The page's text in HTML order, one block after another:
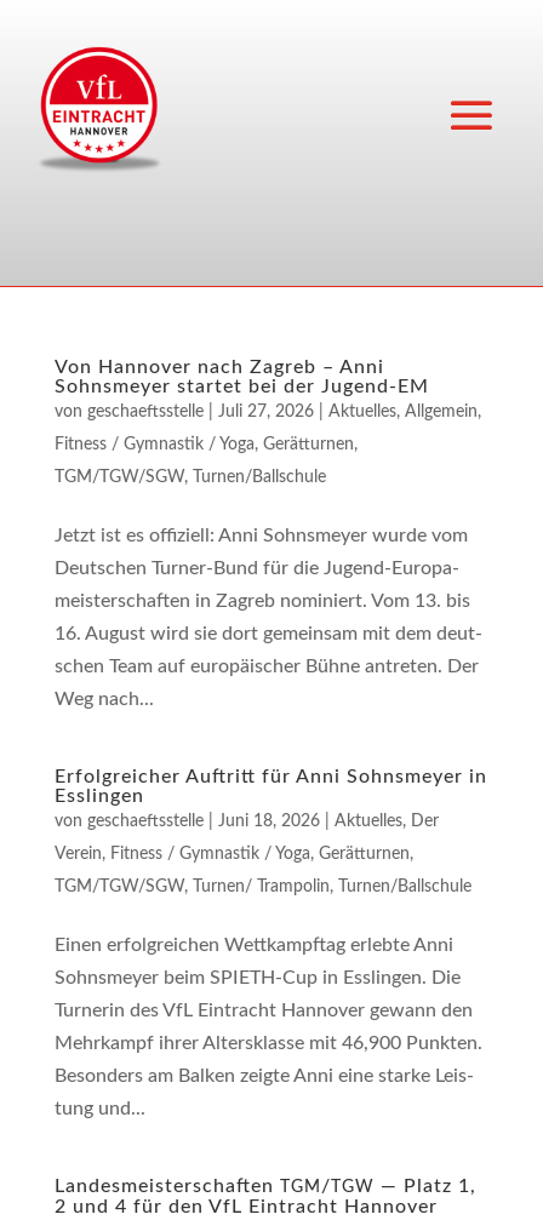
Von Hannover nach Zagreb – Anni
Sohnsmeyer startet bei der Jugend-EM
von geschaeftsstelle| Juli 27, 2026| Aktuelles, Allgemein,
Fitness / Gymnastik / Yoga, Gerätturnen,
TGM/TGW/SGW, Turnen/Ballschule
Jetzt ist es offi­zi­ell: Anni Sohns­mey­er wur­de vom
Deut­schen Tur­ner-Bund für die Jugend-Euro­pa­
meis­ter­schaf­ten in Zagreb nomi­niert. Vom 13. bis
16. August wird sie dort gemein­sam mit dem deut­
schen Team auf euro­päi­scher Büh­ne antreten. Der
Weg nach...
Erfolgreicher Auftritt für Anni Sohnsmeyer in
Esslingen
von geschaeftsstelle| Juni 18, 2026| Aktuelles, Der
Verein, Fitness / Gymnastik / Yoga, Gerätturnen,
TGM/TGW/SGW, Turnen/ Trampolin, Turnen/Ballschule
Einen erfolg­rei­chen Wett­kampf­tag erleb­te Anni
Sohns­mey­er beim SPIETH-Cup in Ess­lin­gen. Die
Tur­ne­rin des VfL Ein­tracht Han­no­ver gewann den
Mehr­kampf ihrer Alters­klas­se mit 46,900 Punkten.
Beson­ders am Bal­ken zeig­te Anni eine star­ke Leis­
tung und...
Landesmeisterschaften TGM /TGW — Platz 1,
2 und 4 für den VfL Eintracht Hannover